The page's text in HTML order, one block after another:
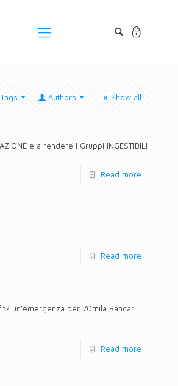
Tags Authors Show all
e a rendere i Gruppi INGESTIBILI
Read more
Read more
un’emergenza per 70mila Bancari.
Read more